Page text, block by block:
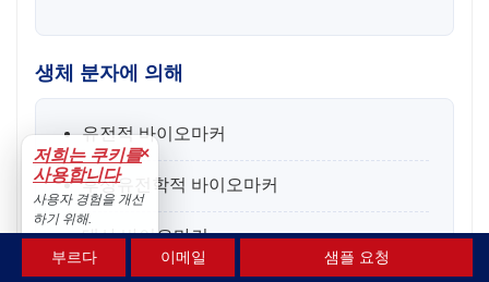
생체 분자에 의해
유전적 바이오마커
후성유전학적 바이오마커
대사 바이오마커
부르다 이메일 샘플 요청
저희는 쿠키를
사용합니다
×
사용자 경험을 개선
하기 위해.